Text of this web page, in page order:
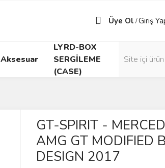
Üye Ol /Giriş
Aksesuar
LYRD-BOX
SERGİLEME
(CASE)
GT-SPIRIT -
AMG GT MODIFIED
DESIGN 2017